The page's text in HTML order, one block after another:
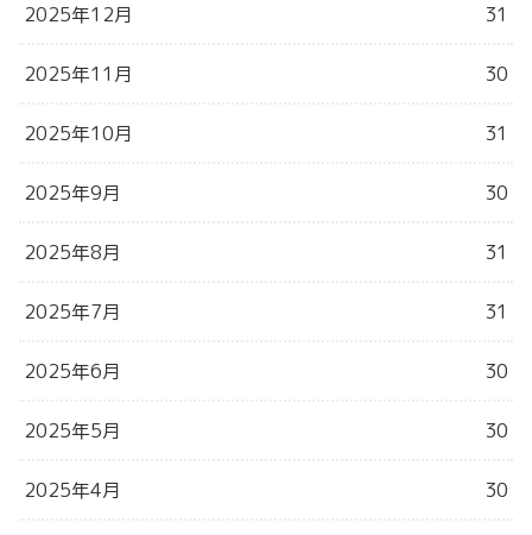
2025年12月 31
2025年11月 30
2025年10月 31
2025年9月 30
2025年8月 31
2025年7月 31
2025年6月 30
2025年5月 30
2025年4月 30